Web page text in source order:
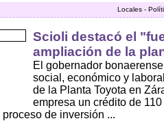
Locales -
Scioli destacó el
ampliación de la
El gobernador
social, económico y
de la Planta Toyota en
empresa un crédito de
de inversión ...